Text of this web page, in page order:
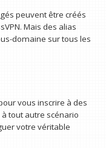
peuvent être créés
Mais des alias
domaine sur tous les
vous inscrire à des
tout autre scénario
votre véritable